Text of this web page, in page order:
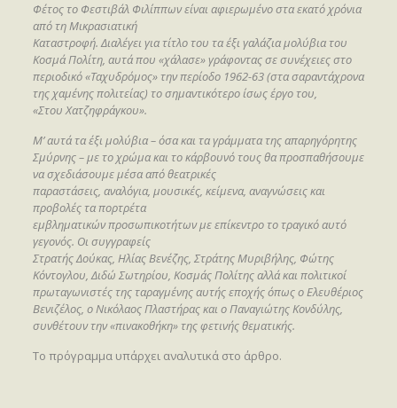
Φέτος το Φεστιβάλ Φιλίππων είναι αφιερωμένο στα εκατό χρόνια
από τη Μικρασιατική
Καταστροφή. Διαλέγει για τίτλο του τα έξι γαλάζια μολύβια του
Κοσμά Πολίτη, αυτά που «χάλασε» γράφοντας σε συνέχειες στο
περιοδικό «Ταχυδρόμος» την περίοδο 1962-63 (στασαραντάχρονα
της χαμένης πολιτείας) το σημαντικότερο ίσως έργο του,
«ΣτουΧατζηφράγκου».
Μ’ αυτά τα έξι μολύβια – όσα και τα γράμματα της απαρηγόρητης
Σμύρνης – με το χρώμακαι το κάρβουνό τους θα προσπαθήσουμε
να σχεδιάσουμε μέσα από θεατρικές
παραστάσεις, αναλόγια, μουσικές, κείμενα, αναγνώσεις και
προβολές τα πορτρέτα
εμβληματικών προσωπικοτήτων με επίκεντρο το τραγικό αυτό
γεγονός. Οι συγγραφείς
Στρατής Δούκας, Ηλίας Βενέζης, Στράτης Μυριβήλης, Φώτης
Κόντογλου, Διδώ Σωτηρίου, Κοσμάς Πολίτης αλλά και πολιτικοί
πρωταγωνιστές της ταραγμένης αυτής εποχής όπως οΕλευθέριος
Βενιζέλος, ο Νικόλαος Πλαστήρας και ο Παναγιώτης Κονδύλης,
συνθέτουν την«πινακοθήκη» της φετινής θεματικής.
Το πρόγραμμα υπάρχει αναλυτικά στο άρθρο.